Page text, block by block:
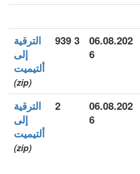
06.08.202
6
3 939
الترقية
إلى
ألتيميت
(zip)
06.08.202
6
2
الترقية
إلى
ألتيميت
(zip)